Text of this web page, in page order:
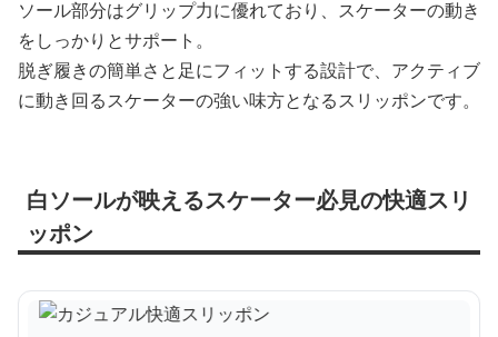
ソール部分はグリップ力に優れており、スケーターの動き
をしっかりとサポート。
脱ぎ履きの簡単さと足にフィットする設計で、アクティブ
に動き回るスケーターの強い味方となるスリッポンです。
白ソールが映えるスケーター必見の快適スリ
ッポン